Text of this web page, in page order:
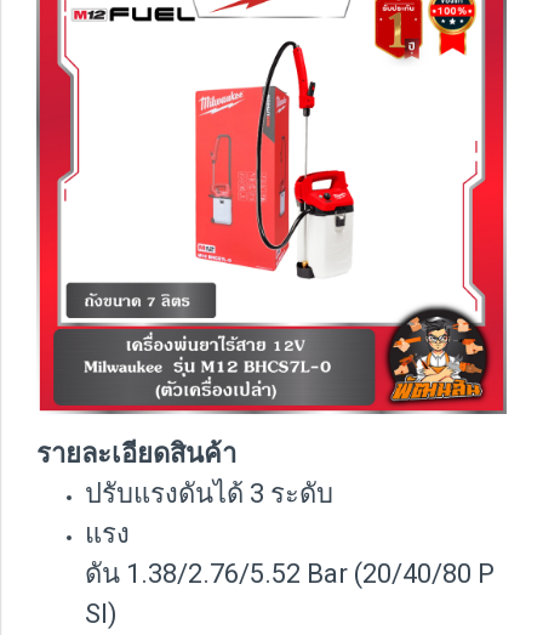
รายละเอียดสินค้า
ปรับแรงดันได้ 3 ระดับ
แรง
ดัน 1.38/2.76/5.52 Bar (20/40/80 P
SI)